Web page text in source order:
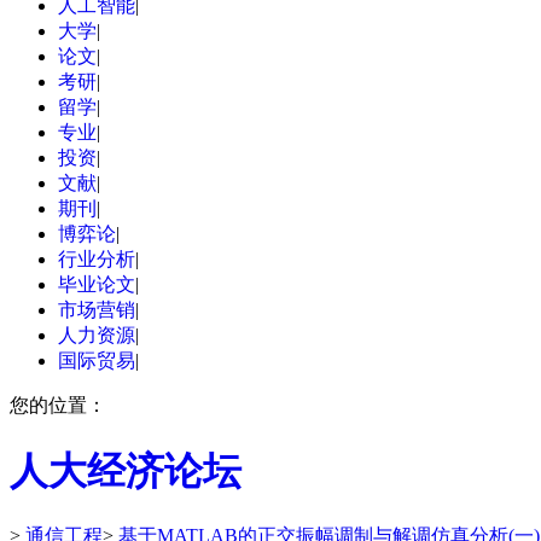
人工智能|
大学|
论文|
考研|
留学|
专业|
投资|
文献|
期刊 |
博弈论|
行业分析|
毕业论文|
市场营销|
人力资源|
国际贸易|
您的位置：
人大经济论坛
> 通信工程> 基于MATLAB的正交振幅调制与解调仿真分析(一